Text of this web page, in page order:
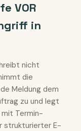
VOR
in
nicht
die
Meldung dem
zu und legt
mit Termin-
strukturierter E-